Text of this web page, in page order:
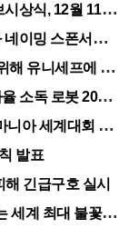
월 11일(금) 시행
스폰서십 체결
에 50만달러 기부
200대 공급 계약
세계대회 우승
발표
긴급구호 실시
계 최대 불꽃놀이